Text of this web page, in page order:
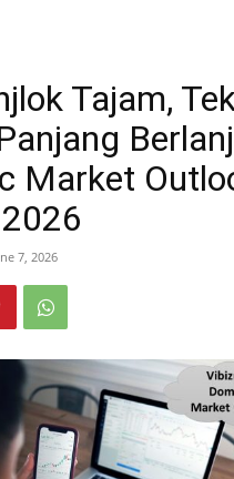
Tajam,
Market
7, 2026